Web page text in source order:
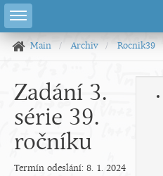
Main Archiv Rocnik39
Zadání 3.
série 39.
ročníku
Termín odeslání: 8. 1. 2024